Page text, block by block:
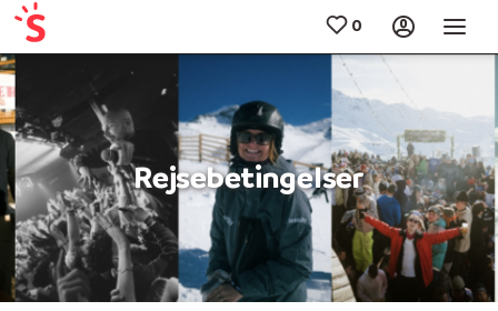
Rejsebetingelser